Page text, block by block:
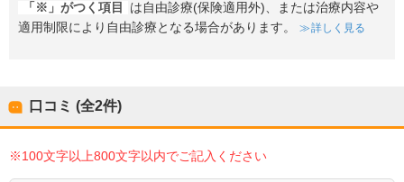
「※」がつく項目
は自由診療(保険適用外)、または治療内容や
適用制限により自由診療となる場合があります。
詳しく見る
口コミ (全2件)
※100文字以上800文字以内でご記入ください